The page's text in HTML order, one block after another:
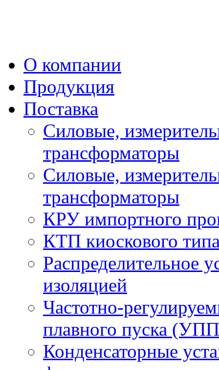
О компании
Продукция
Поставка
Силовые,
трансформаторы
Силовые,
трансформаторы
КРУ импортного
КТП киоскового
Распределительное
изоляцией
Частотно-
плавного пуска
Конденсаторные